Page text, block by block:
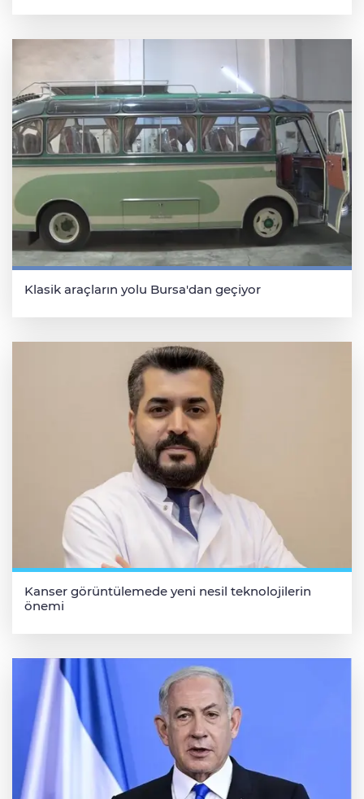
Klasik araçların yolu Bursa'dan geçiyor
Kanser görüntülemede yeni nesil teknolojilerin
önemi